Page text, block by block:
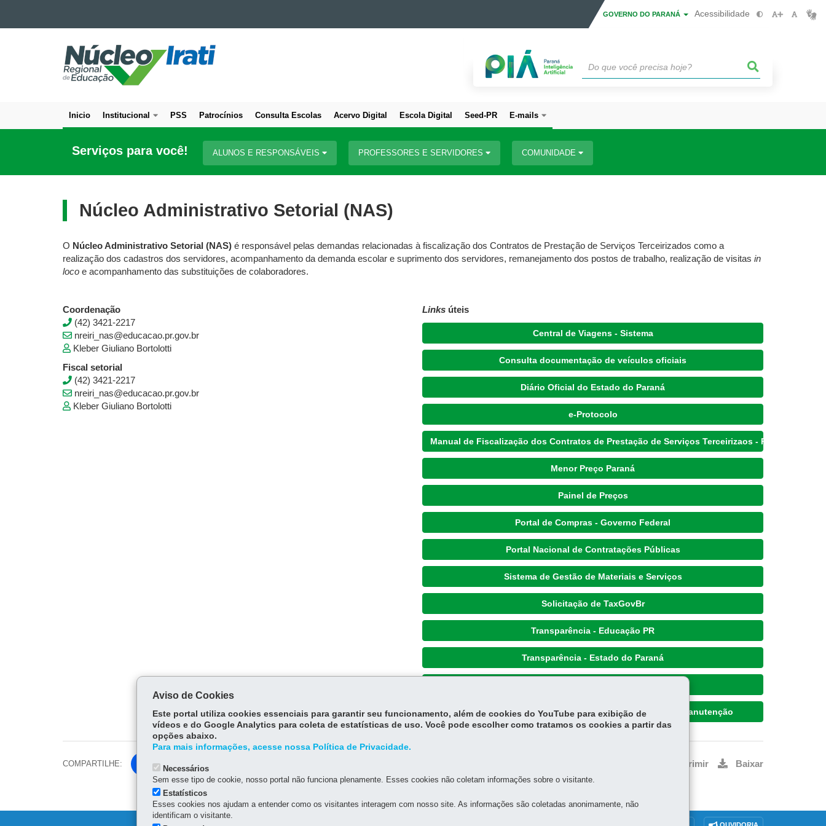
Ir para a navegação
Ir para a busca
GOVERNO DO PARANÁ Acessibilidade
NÚCLEO
REGIONAL
DE
IRATI
Navegação
principal
Inicio Institucional PSS Patrocínios Consulta Escolas Acervo Digital Escola Digital Seed-PR E-mails
Serviços para você! ALUNOS E RESPONSÁVEIS PROFESSORES E SERVIDORES COMUNIDADE
Núcleo Administrativo Setorial (NAS)
O Núcleo Administrativo Setorial (NAS) é responsável pelas demandas relacionadas à fiscalização dos Contratos de Prestação de Serviços Terceirizados como a
realização dos cadastros dos servidores, acompanhamento da demanda escolar e suprimento dos servidores, remanejamento dos postos de trabalho, realização de visitas in
loco e acompanhamento das substituições de colaboradores.
Coordenação
(42) 3421-2217
nreiri_nas@educacao.pr.gov.br
Kleber Giuliano Bortolotti
Fiscal setorial
(42) 3421-2217
nreiri_nas@educacao.pr.gov.br
Kleber Giuliano Bortolotti
Links úteis
Central de Viagens - Sistema
Consulta documentação de veículos oficiais
Diário Oficial do Estado do Paraná
e-Protocolo
Manual de Fiscalização dos Contratos de Prestação de Serviços Terceirizaos - Resolução
Menor Preço Paraná
Painel de Preços
Portal de Compras - Governo Federal
Portal Nacional de Contratações Públicas
Sistema de Gestão de Materiais e Serviços
Solicitação de TaxGovBr
Transparência - Educação PR
Transparência - Estado do Paraná
Veículos - Controle de abastecimento e solicitação de manutenção
COMPARTILHE:
Fa
ce
bo
ok
Tw
itt
er
Imprimir Baixar
Aviso de Cookies
Este portal utiliza cookies essenciais para garantir seu funcionamento, além de cookies do YouTube para exibição de
vídeos e do Google Analytics para coleta de estatísticas de uso. Você pode escolher como tratamos os cookies a partir das
opções abaixo.
Para mais informações, acesse nossa Política de Privacidade.
Necessários
Sem esse tipo de cookie, nosso portal não funciona plenamente. Esses cookies não coletam informações sobre o visitante.
Estatísticos
Esses cookies nos ajudam a entender como os visitantes interagem com nosso site. As informações são coletadas anonimamente, não
identificam o visitante.